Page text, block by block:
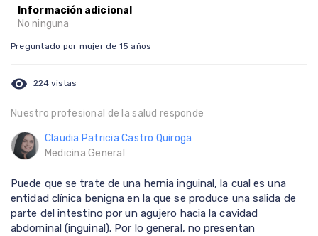
Información adicional
No ninguna
Preguntado por mujer de 15 años
visibility 224 vistas
Nuestro profesional de la salud responde
Claudia Patricia Castro Quiroga
Medicina General
Puede que se trate de una hernia inguinal, la cual es una
entidad clínica benigna en la que se produce una salida de
parte del intestino por un agujero hacia la cavidad
abdominal (inguinal). Por lo general, no presentan